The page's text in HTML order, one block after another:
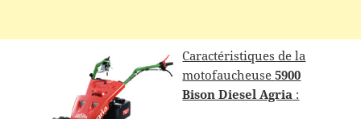
Caractéristiques de la
motofaucheuse5900
Bison Diesel Agria :